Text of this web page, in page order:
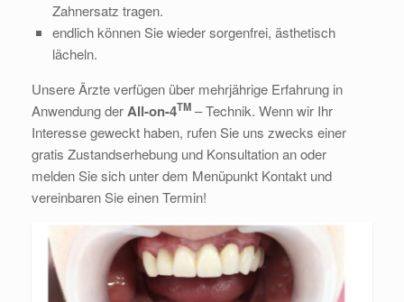
Zahnersatz tragen.
endlich können Sie wieder sorgenfrei, ästhetisch
lächeln.
Unsere Ärzte verfügen über mehrjährige Erfahrung in
Anwendung derAll-on-4TM – Technik. Wenn wir Ihr
Interesse geweckt haben, rufen Sie uns zwecks einer
gratis Zustandserhebung und Konsultation an oder
melden Sie sich unter dem Menüpunkt Kontakt und
vereinbaren Sie einen Termin!